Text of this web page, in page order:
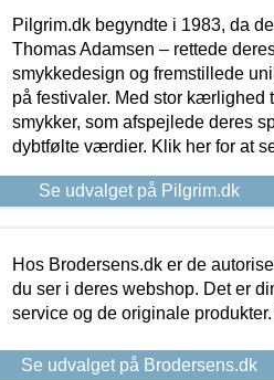
Pilgrim.dk begyndte i 1983, da
Thomas Adamsen – rettede
smykkedesign og fremstillede
på festivaler. Med stor kærlighed
smykker, som afspejlede deres
dybtfølte værdier. Klik her for at
Se udvalget på Pilgrim.dk
Hos Brodersens.dk er de
du ser i deres webshop. Det er
service og de originale
Se udvalget på Brodersens.dk